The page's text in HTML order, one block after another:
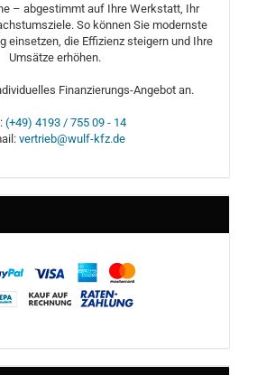
– abgestimmt auf Ihre Werkstatt, Ihr
So können Sie modernste
einsetzen, die Effizienz steigern und Ihre
Umsätze erhöhen.
Finanzierungs-Angebot an.
(+49) 4193 / 755 09 - 14
vertrieb@wulf-kfz.de